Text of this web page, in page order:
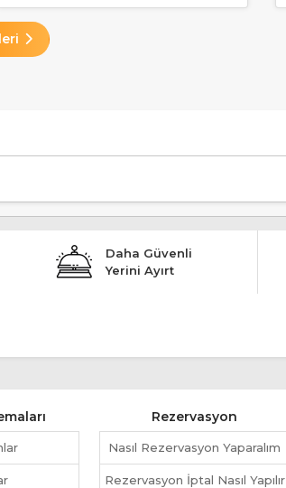
Odalar" şeklindedir.
Daha Güvenli
Yerini Ayırt
Rezervasyon
Nasıl Rezervasyon Yaparalım
Rezervasyon İptal Nasıl Yapılır